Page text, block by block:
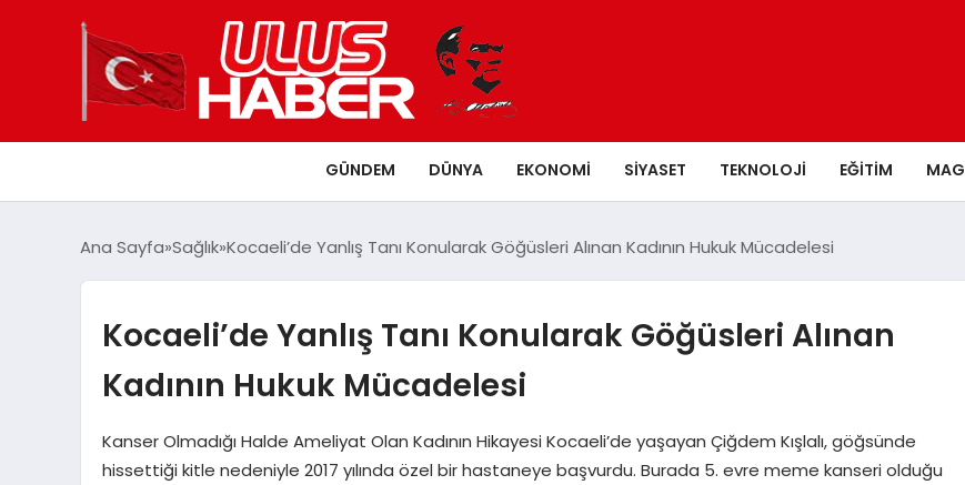
GÜNDEM DÜNYA EKONOMI SIYASET TEKNOLOJI EĞITIM
Ana Sayfa Sağlık Kocaeli’de Yanlış Tanı Konularak Göğüsleri Alınan Kadının Hukuk Mücadelesi
Kocaeli’de Yanlış Tanı Konularak Göğüsleri Alınan
Kadının Hukuk Mücadelesi
Kanser Olmadığı Halde Ameliyat Olan Kadının Hikayesi Kocaeli’de yaşayan Çiğdem Kışlalı, göğsünde
hissettiği kitle nedeniyle 2017 yılında özel bir hastaneye başvurdu. Burada 5. evre meme kanseri olduğu